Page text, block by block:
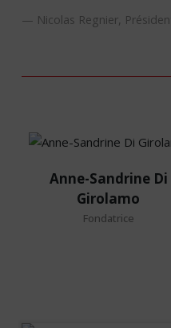
Nicolas Regnier,
Anne-Sandrine Di
Girolamo
Fondatrice
Sandrine
Di